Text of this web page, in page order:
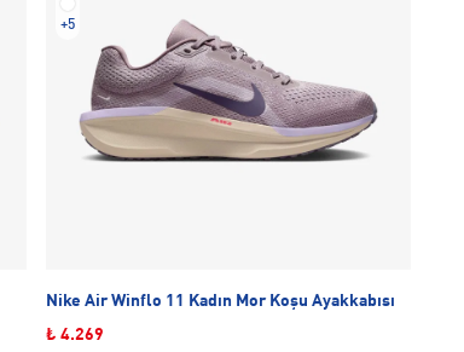
+5
Nike Air Winflo 11 Kadın Mor Koşu Ayakkabısı
₺ 4.269